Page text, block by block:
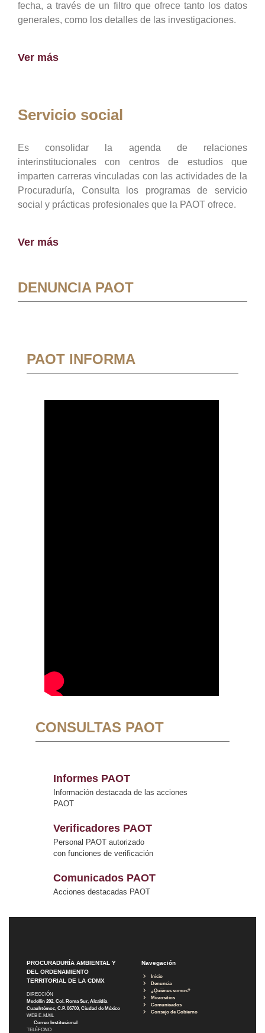
fecha, a través de un filtro que ofrece tanto los datos
generales, como los detalles de las investigaciones.
Ver más
Servicio social
Es consolidar la agenda de relaciones
interinstitucionales con centros de estudios que
imparten carreras vinculadas con las actividades de la
Procuraduría, Consulta los programas de servicio
social y prácticas profesionales que la PAOT ofrece.
Ver más
DENUNCIA PAOT
PAOT INFORMA
CONSULTAS PAOT
Informes PAOT
Información destacada de las acciones
PAOT
Verificadores PAOT
Personal PAOT autorizado
con funciones de verificación
Comunicados PAOT
Acciones destacadas PAOT
PROCURADURÍA AMBIENTAL Y
DEL ORDENAMIENTO
TERRITORIAL DE LA CDMX
DIRECCIÓN
Medellín 202, Col. Roma Sur, Alcaldía
Cuauhtémoc, C.P. 06700, Ciudad de México
WEB E-MAIL
Correo Institucional
TELÉFONO
Navegación
Inicio
Denuncia
¿Quiénes somos?
Micrositios
Comunicados
Consejo de Gobierno